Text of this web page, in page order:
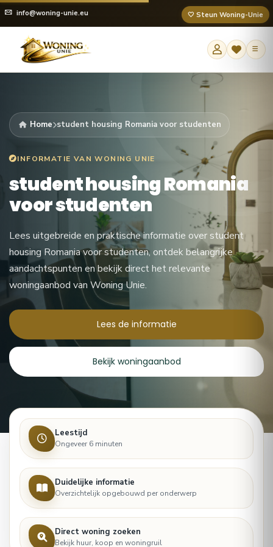
info@woning-unie.eu 🤍 Steun Woning-Unie
Home student housing Romania voor studenten
INFORMATIE VAN WONING UNIE
student housing Romania
voor studenten
Lees uitgebreide en praktische informatie over student
housing Romania voor studenten, ontdek belangrijke
aandachtspunten en bekijk direct het relevante
woningaanbod van Woning Unie.
Lees de informatie
Bekijk woningaanbod
Leestijd
Ongeveer 6 minuten
Duidelijke informatie
Overzichtelijk opgebouwd per onderwerp
Direct woning zoeken
Bekijk huur, koop en woningruil